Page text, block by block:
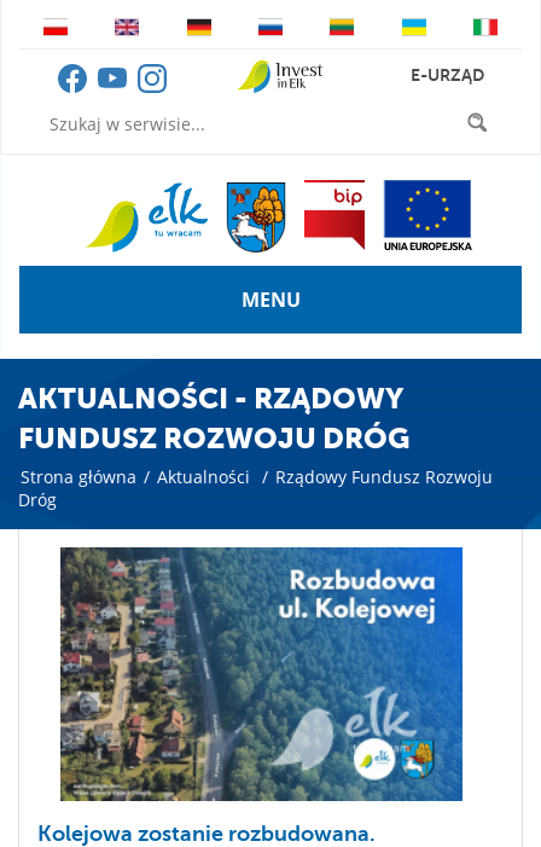
E-URZĄD
MENU
AKTUALNOŚCI - RZĄDOWY
FUNDUSZ ROZWOJU DRÓG
Strona główna / Aktualności / Rządowy Fundusz Rozwoju
Dróg
Kolejowa zostanie rozbudowana.